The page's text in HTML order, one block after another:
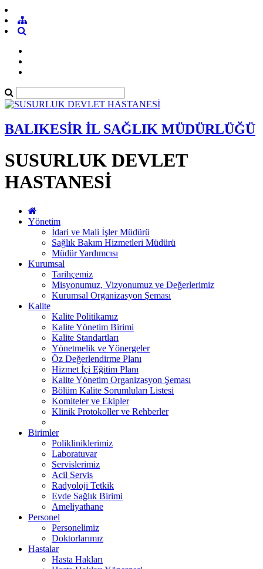
BALIKESİR İL SAĞLIK MÜDÜRLÜĞÜ
SUSURLUK DEVLET
HASTANESİ
Yönetim
İdari ve Mali İşler Müdürü
Sağlık Bakım Hizmetleri Müdürü
Müdür Yardımcısı
Kurumsal
Tarihçemiz
Misyonumuz, Vizyonumuz ve Değerlerimiz
Kurumsal Organizasyon Şeması
Kalite
Kalite Politikamız
Kalite Yönetim Birimi
Kalite Standartları
Yönetmelik ve Yönergeler
Öz Değerlendirme Planı
Hizmet İçi Eğitim Planı
Kalite Yönetim Organizasyon Şeması
Bölüm Kalite Sorumluları Listesi
Komiteler ve Ekipler
Klinik Protokoller ve Rehberler
Birimler
Polikliniklerimiz
Laboratuvar
Servislerimiz
Acil Servis
Radyoloji Tetkik
Evde Sağlık Birimi
Ameliyathane
Personel
Personelimiz
Doktorlarımız
Hastalar
Hasta Hakları